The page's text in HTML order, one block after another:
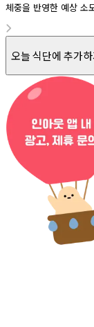
체중을 반영한 예상 소
오늘 식단에 추가하